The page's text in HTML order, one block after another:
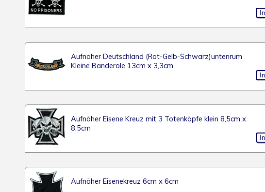
Aufnäher Deutschland (Rot-Gelb-Schwarz)untenrum
Kleine Banderole 13cm x 3,3cm
Aufnäher Eisene Kreuz mit 3 Totenköpfe klein 8,5cm x
8,5cm
Aufnäher Eisenekreuz 6cm x 6cm